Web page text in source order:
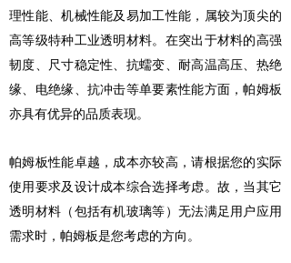
理性能、机械性能及易加工性能，属较为顶尖的
高等级特种工业透明材料。在突出于材料的高强
韧度、尺寸稳定性、抗蠕变、耐高温高压、热绝
缘、电绝缘、抗冲击等单要素性能方面，帕姆板
亦具有优异的品质表现。
帕姆板性能卓越，成本亦较高，请根据您的实际
使用要求及设计成本综合选择考虑。故，当其它
透明材料（包括有机玻璃等）无法满足用户应用
需求时，帕姆板是您考虑的方向。